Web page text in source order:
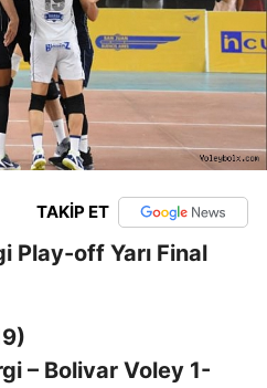
TAKİP ET
Play-off Yarı Final
– Bolivar Voley 1-